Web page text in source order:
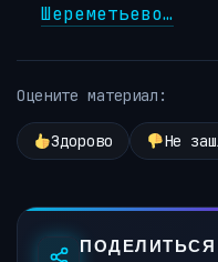
Шереметьево…
Оцените материал:
Здорово Не
ПОДЕЛИТЬСЯ